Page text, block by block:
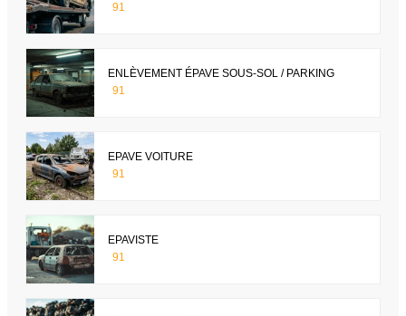
91
ENLÈVEMENT ÉPAVE SOUS-SOL / PARKING
91
EPAVE VOITURE
91
EPAVISTE
91